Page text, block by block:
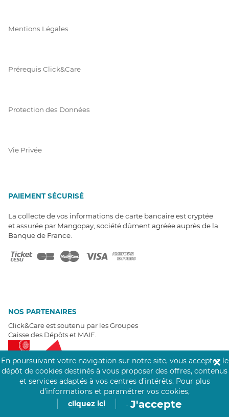
Mentions Légales
Prérequis Click&Care
Protection des Données
Vie Privée
PAIEMENT SÉCURISÉ
La collecte de vos informations de carte bancaire est cryptée
et assurée par Mangopay, société dûment agréée auprès de la
Banque de France.
NOS PARTENAIRES
Click&Care est soutenu par les Groupes
Caisse des Dépôts et MAIF.
EXPERTS À VOTRE ÉCOUTE
Un besoin de recrutement ? Click&Care vous accompagne par
En poursuivant votre navigation sur notre site, vous acceptez le
dépôt de cookies destinés à vous proposer des offres, contenus
et services adaptés à vos centres d’intérêts. Pour plus
d’informations et paramétrer vos cookies,
cliquez ici
. J'accepte
✕